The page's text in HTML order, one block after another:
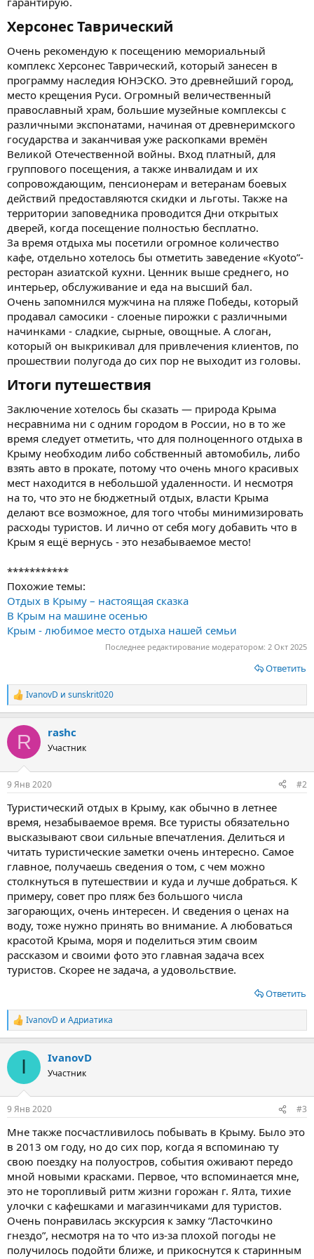
Херсонес Таврический​
Очень рекомендую к посещению мемориальный
комплекс Херсонес Таврический, который занесен в
программу наследия ЮНЭСКО. Это древнейший город,
место крещения Руси. Огромный величественный
православный храм, большие музейные комплексы с
различными экспонатами, начиная от древнеримского
государства и заканчивая уже раскопками времён
Великой Отечественной войны. Вход платный, для
группового посещения, а также инвалидам и их
сопровождающим, пенсионерам и ветеранам боевых
действий предоставляются скидки и льготы. Также на
территории заповедника проводится Дни открытых
дверей, когда посещение полностью бесплатно.
За время отдыха мы посетили огромное количество
кафе, отдельно хотелось бы отметить заведение «Kyoto”-
ресторан азиатской кухни. Ценник выше среднего, но
интерьер, обслуживание и еда на высший бал.
Очень запомнился мужчина на пляже Победы, который
продавал самосики - слоеные пирожки с различными
начинками - сладкие, сырные, овощные. А слоган,
который он выкрикивал для привлечения клиентов, по
прошествии полугода до сих пор не выходит из головы.
Итоги путешествия​
Заключение хотелось бы сказать — природа Крыма
несравнима ни с одним городом в России, но в то же
время следует отметить, что для полноценного отдыха в
Крыму необходим либо собственный автомобиль, либо
взять авто в прокате, потому что очень много красивых
мест находится в небольшой удаленности. И несмотря
на то, что это не бюджетный отдых, власти Крыма
делают все возможное, для того чтобы минимизировать
расходы туристов. И лично от себя могу добавить что в
Крым я ещё вернусь - это незабываемое место!
***********
Похожие темы:
Отдых в Крыму – настоящая сказка
В Крым на машине осенью
Крым - любимое место отдыха нашей семьи
Последнее редактирование модератором: 2 Окт 2025
Ответить
Р
е
к
и
IvanovD и sunskrit020
R rashc
Участник
9 Янв 2020 #2
Туристический отдых в Крыму, как обычно в летнее
время, незабываемое время. Все туристы обязательно
высказывают свои сильные впечатления. Делиться и
читать туристические заметки очень интересно. Самое
главное, получаешь сведения о том, с чем можно
столкнуться в путешествии и куда и лучше добраться. К
примеру, совет про пляж без большого числа
загорающих, очень интересен. И сведения о ценах на
воду, тоже нужно принять во внимание. А любоваться
красотой Крыма, моря и поделиться этим своим
рассказом и своими фото это главная задача всех
туристов. Скорее не задача, а удовольствие.
Ответить
Р
е
к
и
IvanovD и Адриатика
I IvanovD
Участник
9 Янв 2020 #3
Мне также посчастливилось побывать в Крыму. Было это
в 2013 ом году, но до сих пор, когда я вспоминаю ту
свою поездку на полуостров, события оживают передо
мной новыми красками. Первое, что вспоминается мне,
это не торопливый ритм жизни горожан г. Ялта, тихие
улочки с кафешками и магазинчиками для туристов.
Очень понравилась экскурсия к замку “Ласточкино
гнездо”, несмотря на то что из-за плохой погоды не
получилось подойти ближе, и прикоснутся к старинным